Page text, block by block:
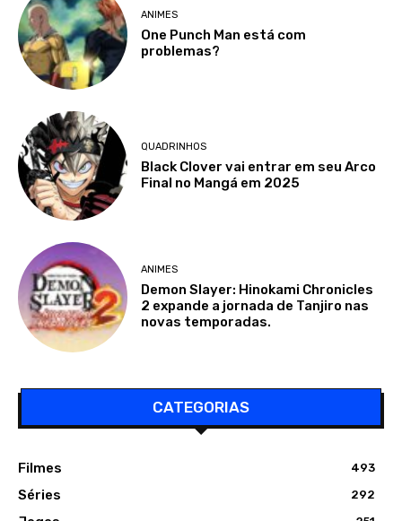
ANIMES
One Punch Man está com
problemas?
QUADRINHOS
Black Clover vai entrar em seu Arco
Final no Mangá em 2025
ANIMES
Demon Slayer: Hinokami Chronicles
2 expande a jornada de Tanjiro nas
novas temporadas.
CATEGORIAS
Filmes 493
Séries 292